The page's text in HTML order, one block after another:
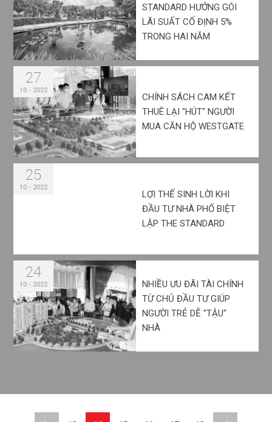
STANDARD HƯỞNG GÓI
LÃI SUẤT CỐ ĐỊNH 5%
TRONG HAI NĂM
27
10 - 2022
CHÍNH SÁCH CAM KẾT
THUÊ LẠI "HÚT" NGƯỜI
MUA CĂN HỘ WESTGATE
25
10 - 2022
LỢI THẾ SINH LỜI KHI
ĐẦU TƯ NHÀ PHỐ BIỆT
LẬP THE STANDARD
24
10 - 2022
NHIỀU ƯU ĐÃI TÀI CHÍNH
TỪ CHỦ ĐẦU TƯ GIÚP
NGƯỜI TRẺ DỄ "TẬU"
NHÀ